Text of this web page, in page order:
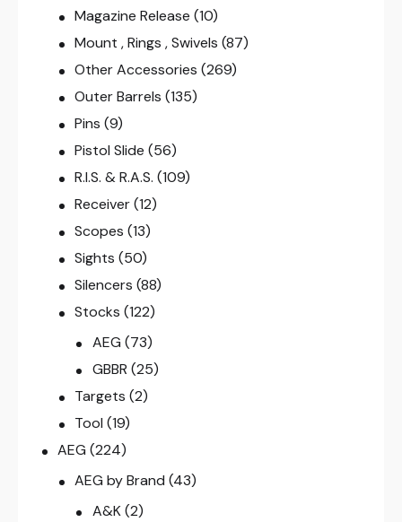
Magazine Release (10)
Mount , Rings , Swivels (87)
Other Accessories (269)
Outer Barrels (135)
Pins (9)
Pistol Slide (56)
R.I.S. & R.A.S. (109)
Receiver (12)
Scopes (13)
Sights (50)
Silencers (88)
Stocks (122)
AEG (73)
GBBR (25)
Targets (2)
Tool (19)
AEG (224)
AEG by Brand (43)
A&K (2)